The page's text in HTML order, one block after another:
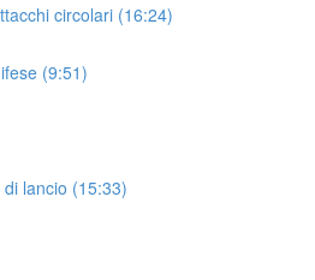
circolari (16:24)
(9:51)
lancio (15:33)